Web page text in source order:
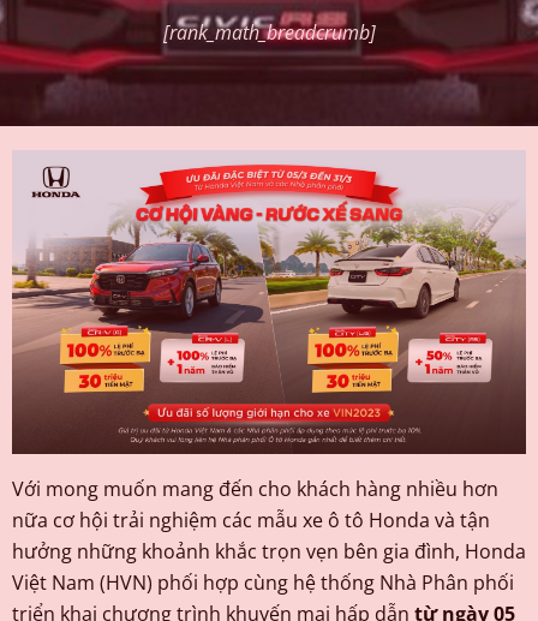
[rank_math_breadcrumb]
Với mong muốn mang đến cho khách hàng nhiều hơn
nữa cơ hội trải nghiệm các mẫu xe ô tô Honda và tận
hưởng những khoảnh khắc trọn vẹn bên gia đình, Honda
Việt Nam (HVN) phối hợp cùng hệ thống Nhà Phân phối
triển khai chương trình khuyến mại hấp dẫn từ ngày 05